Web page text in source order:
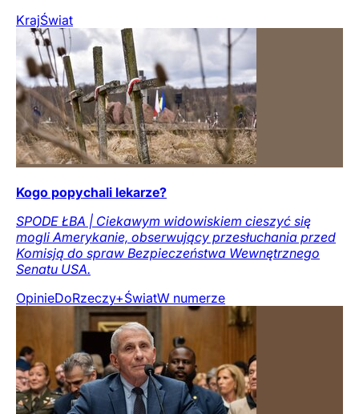
KrajŚwiat
Kogo popychali lekarze?
SPODE ŁBA | Ciekawym widowiskiem cieszyć się
mogli Amerykanie, obserwujący przesłuchania przed
Komisją do spraw Bezpieczeństwa Wewnętrznego
Senatu USA.
OpinieDoRzeczy+ŚwiatW numerze